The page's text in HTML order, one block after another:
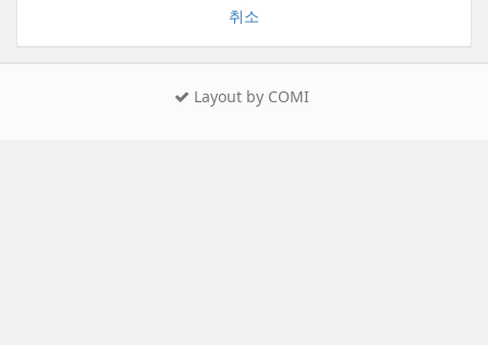
취소
Layout by COMI